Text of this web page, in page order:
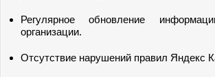
Регулярное обновление
организации.
Отсутствие нарушений правил Яндекс